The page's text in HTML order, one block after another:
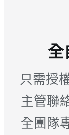
全
只需授
主管聯
全團隊